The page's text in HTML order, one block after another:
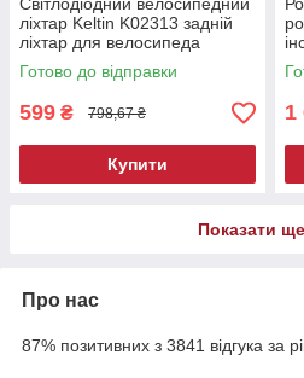
Світлодіодний велосипедний
ліхтар Keltin K02313 задній
ліхтар для велосипеда
Готово до відправки
599 ₴ 798,67 ₴
Купити
1
Показати ще
Про нас
87% позитивних з 3841 відгука за